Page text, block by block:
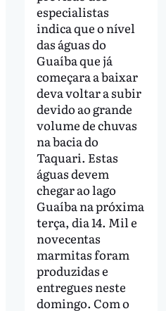
especialistas
indica que o nível
das águas do
Guaíba que já
começara a baixar
deva voltar a subir
devido ao grande
volume de chuvas
na bacia do
Taquari. Estas
águas devem
chegar ao lago
Guaíba na próxima
terça, dia 14. Mil e
novecentas
marmitas foram
produzidas e
entregues neste
domingo. Com o